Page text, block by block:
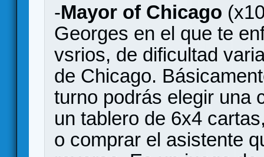
-Mayor of Chicago
Georges en el que te
vsrios, de dificultad
de Chicago.
turno podrás elegir una
un tablero de 6x4
o comprar el asistente